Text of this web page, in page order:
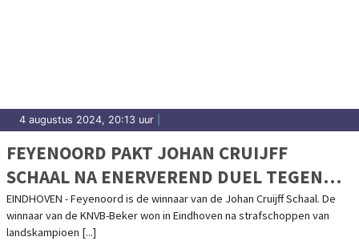
4 augustus 2024, 20:13 uur
FEYENOORD PAKT JOHAN CRUIJFF
SCHAAL NA ENERVEREND DUEL TEGEN
PSV
EINDHOVEN - Feyenoord is de winnaar van de Johan Cruijff Schaal. De
winnaar van de KNVB-Beker won in Eindhoven na strafschoppen van
landskampioen [...]